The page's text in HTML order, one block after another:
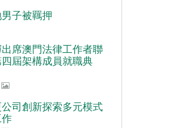
子被羈押
席澳門法律工作者聯
屆架構成員就職典
司創新探索多元模式